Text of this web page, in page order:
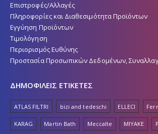
Επιστροφές/Αλλαγές
Πληροφορίες και Διαθεσιμότητα Προϊόντων
Εγγύηση Προϊόντων
Τιμολόγηση
Περιορισμός Ευθύνης
Προστασία Προσωπικών Δεδομένων,
ΔΗΜΟΦΙΛΕΙΣ ΕΤΙΚΕΤΕΣ
ATLAS FILTRI bizi and tedeschi ELLECI
KARAG Martin Bath Meccalte MIYAKE